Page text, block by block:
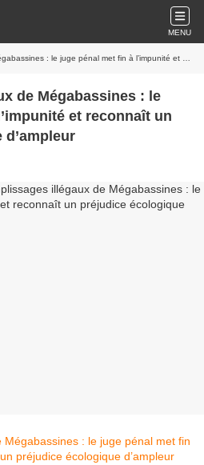
MENU
pénal met fin à l’impunité et reconnaît un préjudice écologique d’ampleur
de Mégabassines : le
et reconnaît un